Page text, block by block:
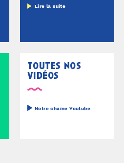
Lire la suite
toutes nos
vidéos
Notre chaîne Youtube